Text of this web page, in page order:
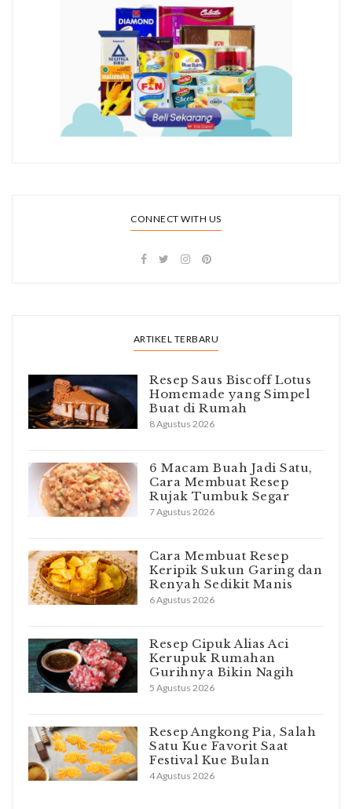
CONNECT WITH US
ARTIKEL TERBARU
Resep Saus Biscoff Lotus
Homemade yang Simpel
Buat di Rumah
8 Agustus 2026
6 Macam Buah Jadi Satu,
Cara Membuat Resep
Rujak Tumbuk Segar
7 Agustus 2026
Cara Membuat Resep
Keripik Sukun Garing dan
Renyah Sedikit Manis
6 Agustus 2026
Resep Cipuk Alias Aci
Kerupuk Rumahan
Gurihnya Bikin Nagih
5 Agustus 2026
Resep Angkong Pia, Salah
Satu Kue Favorit Saat
Festival Kue Bulan
4 Agustus 2026